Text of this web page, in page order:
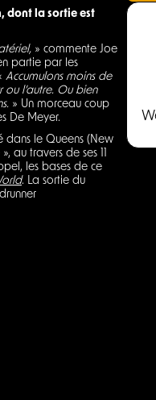
dont la sortie est
» commente Joe
partie par les
Accumulons moins de
ou l’autre. Ou bien
» Un morceau coup
De Meyer.
dans le Queens (New
travers de ses 11
les bases de ce
. La sortie du